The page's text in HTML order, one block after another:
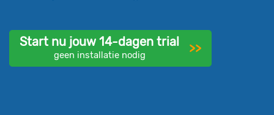
Start nu jouw 14-dagen trial
geen installatie nodig >>